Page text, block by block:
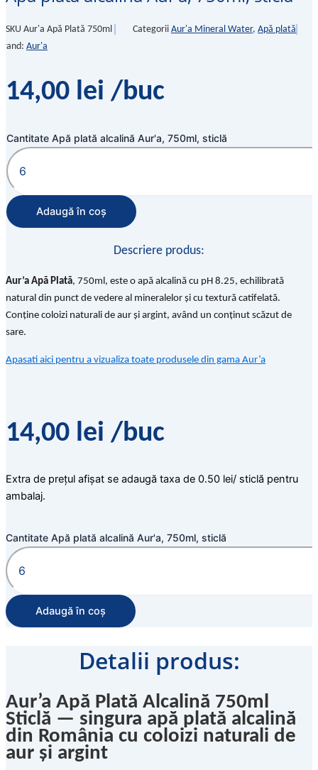
SKU Aur'a Apă Plată 750ml Categorii Aur'a Mineral Water, Apă plată
Aur'a
14,00 lei /buc
Cantitate Apă plată alcalină Aur'a, 750ml, sticlă
Adaugă în coș
Descriere produs:
Aur’a Apă Plată, 750ml, este o apă alcalină cu pH 8.25, echilibrată
natural din punct de vedere al mineralelor și cu textură catifelată.
Conține coloizi naturali de aur și argint, având un conținut scăzut de
sare.
Apasati aici pentru a vizualiza toate produsele din gama Aur’a
14,00 lei /buc
Extra de prețul afișat se adaugă taxa de 0.50 lei/ sticlă pentru
ambalaj.
Cantitate Apă plată alcalină Aur'a, 750ml, sticlă
Adaugă în coș
Detalii produs:
Aur’a Apă Plată Alcalină 750ml
Sticlă — singura apă plată alcalină
din România cu coloizi naturali de
aur și argint